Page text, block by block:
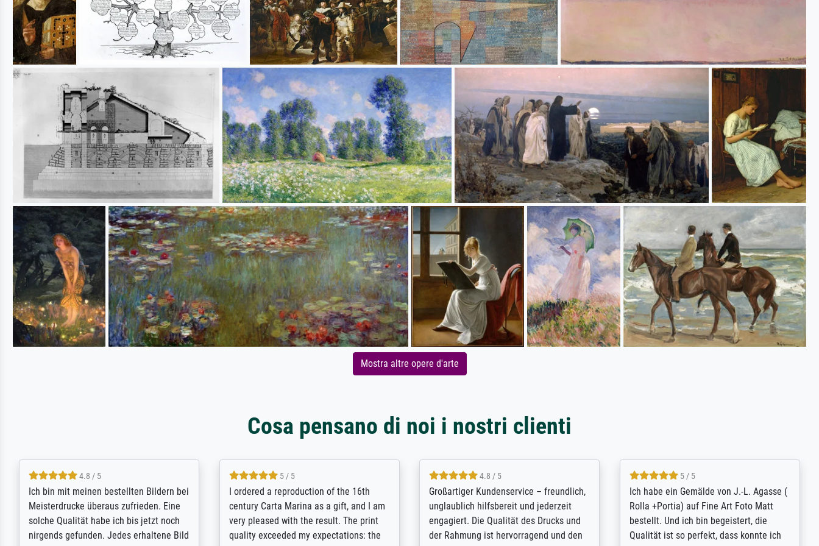
Mostra altre opere d'arte
Cosa pensano di noi i nostri clienti
5 / 5
Rundum positive Erfahrung. Die
Ausführung des Auftrags hat eine Weile
gedauert, die angekündigte Lieferzeit
wurde aber letztlich sogar etwas
5 / 5
The team at Meisterdrucke strives to
meet its clients demands, and provides
expert advice on how to obtain the best
results for the prints requested by the
5 / 5
Outstanding quality and customer
support. - the quality of the printing is
excellent and difficult to distinguish
from the real thing; it will be my go-to
4.8 / 5
Qualité absolument irréprochable.
Extraordinaire diversité des thèmes
abordés et personnalisation des
demandes (recadrage, réajustement des